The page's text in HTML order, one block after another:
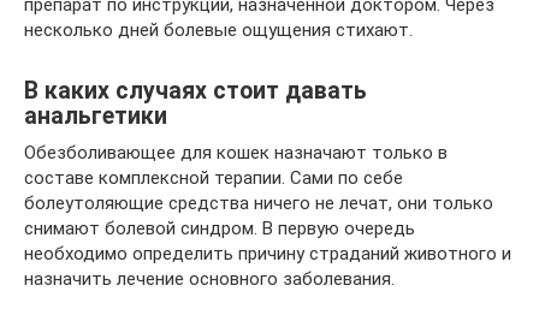
препарат по инструкции, назначенной доктором. Через
несколько дней болевые ощущения стихают.
В каких случаях стоит давать
анальгетики
Обезболивающее для кошек назначают только в
составе комплексной терапии. Сами по себе
болеутоляющие средства ничего не лечат, они только
снимают болевой синдром. В первую очередь
необходимо определить причину страданий животного и
назначить лечение основного заболевания.